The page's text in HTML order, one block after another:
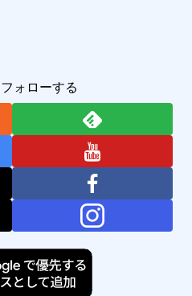
ォローする